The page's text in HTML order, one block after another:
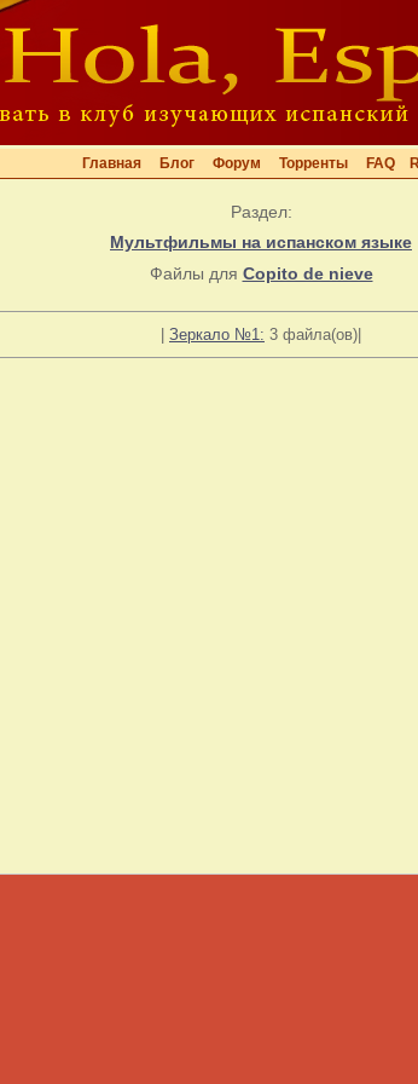
Главная Блог Форум Торренты FAQ
Раздел:
Мультфильмы на испанском языке
Файлы для Copito de nieve
Зеркало №1: 3 файла(ов)|